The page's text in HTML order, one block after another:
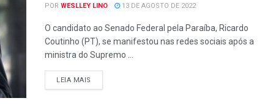
POR WESLLEY LINO 13 DE AGOSTO DE 2022
O candidato ao Senado Federal pela Paraíba, Ricardo
Coutinho (PT), se manifestou nas redes sociais após a
ministra do Supremo ...
LEIA MAIS